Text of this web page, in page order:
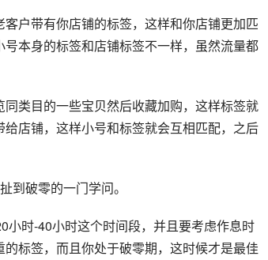
户带有你店铺的标签，这样和你店铺更加匹
本身的标签和店铺标签不一样，虽然流量都
类目的一些宝贝然后收藏加购，这样标签就
店铺，这样小号和标签就会互相匹配，之后
到破零的一门学问。
时-40小时这个时间段，并且要考虑作息时
标签，而且你处于破零期，这时候才是最佳